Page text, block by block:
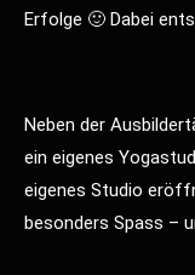
Erfolge 🙂 Dabei
Neben der
ein eigenes
eigenes Studio
besonders Spass –